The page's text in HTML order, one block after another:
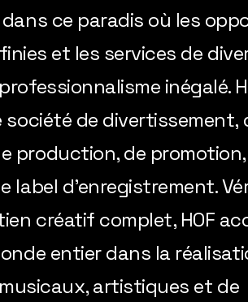
ce paradis où les
et les services de
inégalé.
de divertissement,
production, de promotion,
label d'enregistrement.
créatif complet, HOF
entier dans la
artistiques et de